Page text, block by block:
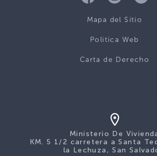
Mapa del Sitio
Politica Web
Carta de Derecho
Ministerio De
KM. 5 1/2 carretera a Santa
la Lechuza, San